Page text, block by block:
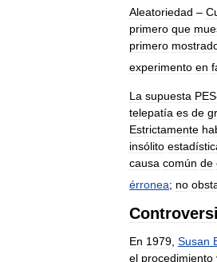
Aleatoriedad –
primero que
primero
experimento en
La supuesta PES
telepatía es de
Estrictamente
insólito
causa común de
érronea; no
En 1979 Susan
el procedimiento